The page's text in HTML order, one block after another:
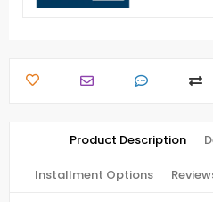
Product Description
Installment Options